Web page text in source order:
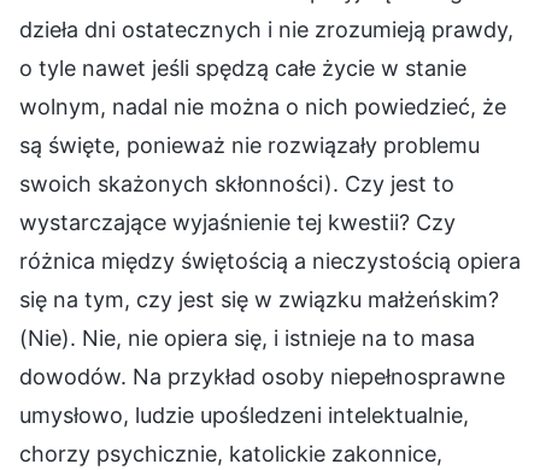
dzieła dni ostatecznych i nie zrozumieją prawdy,
o tyle nawet jeśli spędzą całe życie w stanie
wolnym, nadal nie można o nich powiedzieć, że
są święte, ponieważ nie rozwiązały problemu
swoich skażonych skłonności). Czy jest to
wystarczające wyjaśnienie tej kwestii? Czy
różnica między świętością a nieczystością opiera
się na tym, czy jest się w związku małżeńskim?
(Nie). Nie, nie opiera się, i istnieje na to masa
dowodów. Na przykład osoby niepełnosprawne
umysłowo, ludzie upośledzeni intelektualnie,
chorzy psychicznie, katolickie zakonnice,